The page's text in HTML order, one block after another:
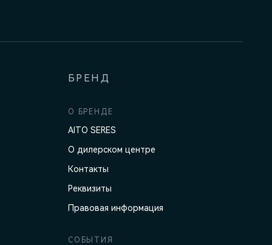
БРЕНД
О БРЕНДЕ
AITO SERES
О дилерском центре
Контакты
Реквизиты
Правовая информация
СОБЫТИЯ